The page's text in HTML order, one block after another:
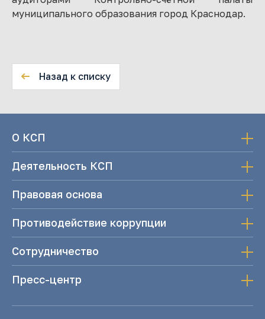
муниципального образования город Краснодар.
Назад к списку
О КСП
Деятельность КСП
Правовая основа
Противодействие коррупции
Сотрудничество
Пресс-центр